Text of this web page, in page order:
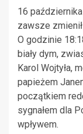
16
zawsze
O godzinie
biały dym,
Karol Wojtyła,
papieżem
początkiem
sygnałem dla
wpływem.